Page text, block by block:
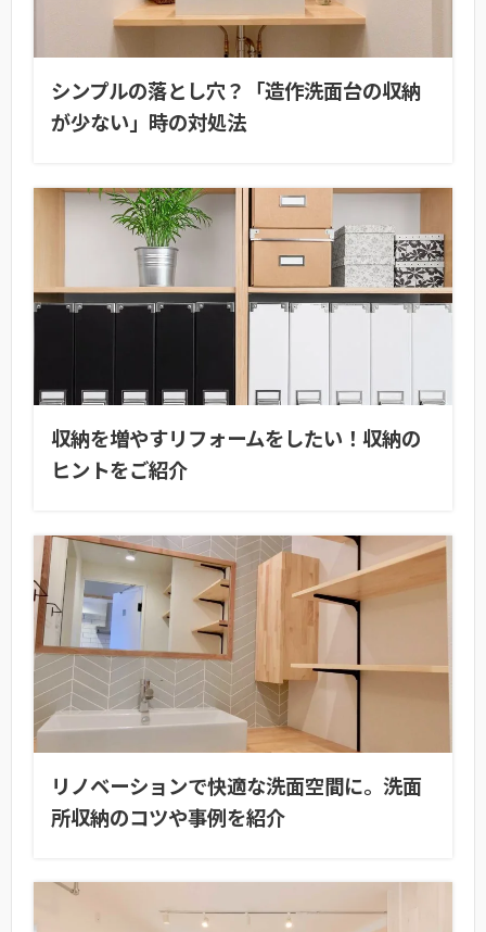
シンプルの落とし穴？「造作洗面台の収納
が少ない」時の対処法
収納を増やすリフォームをしたい！収納の
ヒントをご紹介
リノベーションで快適な洗面空間に。洗面
所収納のコツや事例を紹介